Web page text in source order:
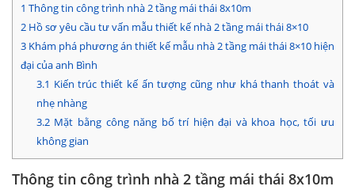
1 Thông tin công trình nhà 2 tầng mái thái 8x10m
2 Hồ sơ yêu cầu tư vấn mẫu thiết kế nhà 2 tầng mái thái 8×10
3 Khám phá phương án thiết kế mẫu nhà 2 tầng mái thái 8×10 hiện
đại của anh Bình
3.1 Kiến trúc thiết kế ấn tượng cũng như khá thanh thoát và
nhẹ nhàng
3.2Mặt bằng công năng bố trí hiện đại và khoa học, tối ưu
không gian
Thông tin công trình nhà 2 tầng mái thái 8x10m